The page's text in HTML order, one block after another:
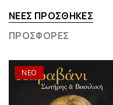
ΝΈΕΣ ΠΡΟΣΘΉΚΕΣ
ΠΡΟΣΦΟΡΈΣ
ΝΕΟ